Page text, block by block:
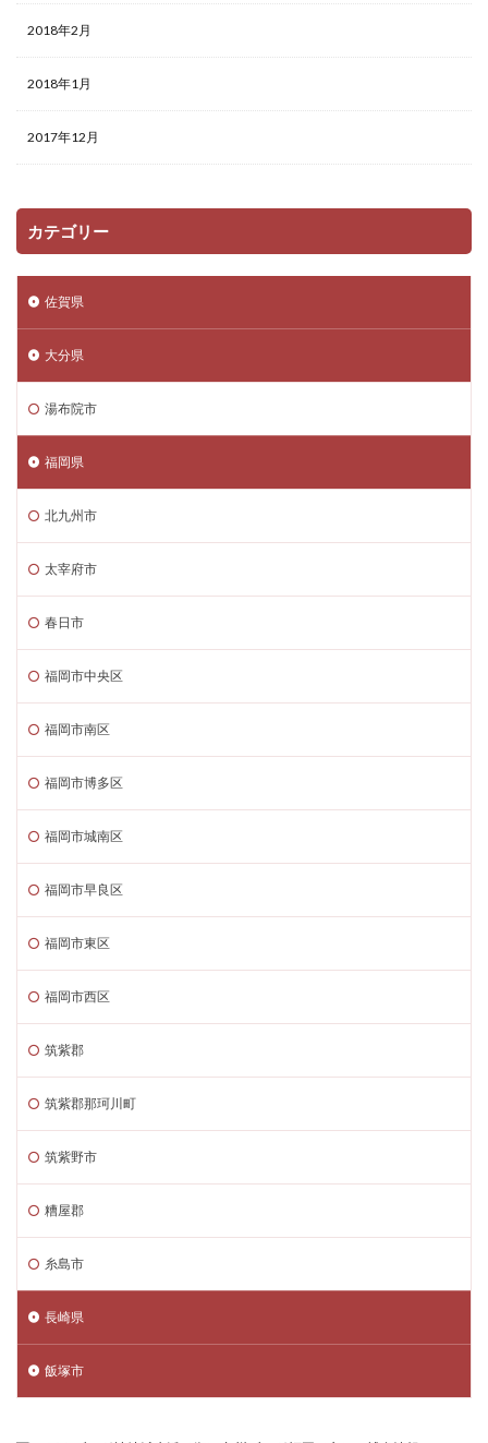
2018年2月
2018年1月
2017年12月
カテゴリー
佐賀県
大分県
湯布院市
福岡県
北九州市
太宰府市
春日市
福岡市中央区
福岡市南区
福岡市博多区
福岡市城南区
福岡市早良区
福岡市東区
福岡市西区
筑紫郡
筑紫郡那珂川町
筑紫野市
糟屋郡
糸島市
長崎県
飯塚市